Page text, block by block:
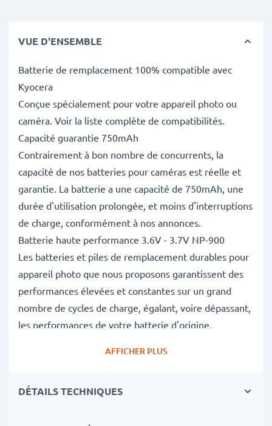
VUE D'ENSEMBLE
Batterie de remplacement 100% compatible avec
Kyocera
Conçue spécialement pour votre appareil photo ou
caméra. Voir la liste complète de compatibilités.
Capacité guarantie 750mAh
Contrairement à bon nombre de concurrents, la
capacité de nos batteries pour caméras est réelle et
garantie. La batterie a une capacité de 750mAh, une
durée d'utilisation prolongée, et moins d'interruptions
de charge, conformément à nos annonces.
Batterie haute performance 3.6V - 3.7V NP-900
Les batteries et piles de remplacement durables pour
appareil photo que nous proposons garantissent des
performances élevées et constantes sur un grand
nombre de cycles de charge, égalant, voire dépassant,
les performances de votre batterie d'origine.
caméras on fait l'objet de contrôles de qualité stricts
AFFICHER PLUS
DÉTAILS TECHNIQUES